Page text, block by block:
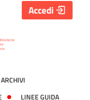
ARCHIVI
LINEE GUIDA
Accedi